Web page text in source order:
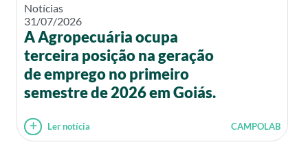
Notícias
31/07/2026
A Agropecuária ocupa
terceira posição na geração
de emprego no primeiro
semestre de 2026 em Goiás.
Ler notícia CAMPOLAB